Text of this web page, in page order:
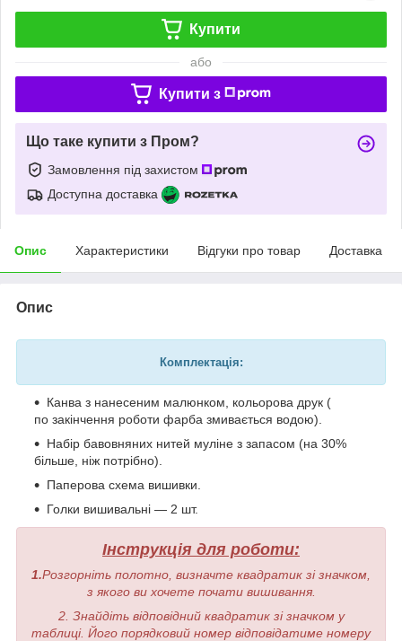
Купити
або
Купити з
Що таке купити з Пром?
Замовлення під захистом
Доступна доставка
Опис Характеристики Відгуки про товар Доставка
Опис
Комплектація:
Канва з нанесеним малюнком, кольорова друк (
по закінчення роботи фарба змивається водою).
Набір бавовняних нитей муліне з запасом (на 30%
більше, ніж потрібно).
Паперова схема вишивки.
Голки вишивальні — 2 шт.
Інструкція для роботи:
1.Розгорніть полотно, визначте квадратик зі значком,
з якого ви хочете почати вишивання.
2. Знайдіть відповідний квадратик зі значком у
таблиці. Його порядковий номер відповідатиме номеру